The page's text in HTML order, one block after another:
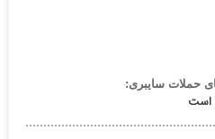
حملات سایبری: